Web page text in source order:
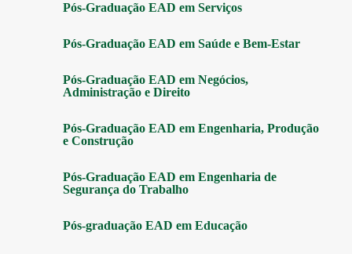
Pós-Graduação EAD em Serviços
Pós-Graduação EAD em Saúde e Bem-Estar
Pós-Graduação EAD em Negócios,
Administração e Direito
Pós-Graduação EAD em Engenharia, Produção
e Construção
Pós-Graduação EAD em Engenharia de
Segurança do Trabalho
Pós-graduação EAD em Educação